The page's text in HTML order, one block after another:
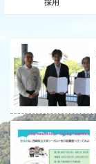
採用